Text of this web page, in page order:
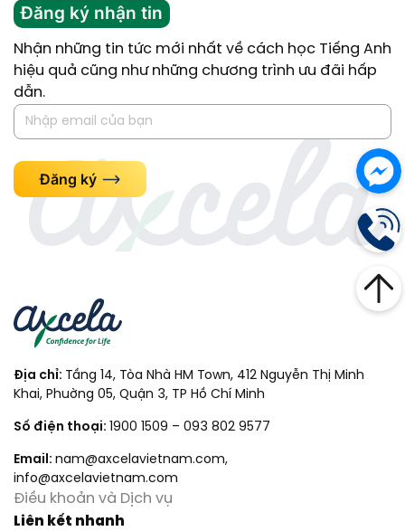
Đăng ký nhận tin
Nhận những tin tức mới nhất về cách học Tiếng Anh
hiệu quả cũng như những chương trình ưu đãi hấp
dẫn.
Đăng ký
Địa chỉ: Tầng 14, Tòa Nhà HM Town, 412 Nguyễn Thị Minh
Khai, Phuờng 05, Quận 3, TP Hồ Chí Minh
Số điện thoại: 1900 1509 – 093 802 9577
Email: nam@axcelavietnam.com,
info@axcelavietnam.com
Điều khoản và Dịch vụ
Liên kết nhanh